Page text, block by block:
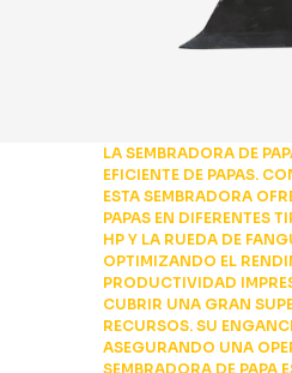
LA SEMBRADORA DE
EFICIENTE DE PAPAS.
ESTA SEMBRADORA
PAPAS EN DIFERENTES
HP Y LA RUEDA DE
OPTIMIZANDO EL
PRODUCTIVIDAD
CUBRIR UNA GRAN
RECURSOS. SU
ASEGURANDO UNA
SEMBRADORA DE PAPA